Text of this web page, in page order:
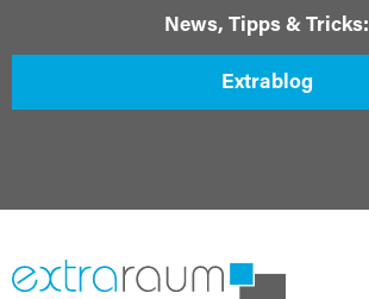
News, Tipps & Tricks:
Extrablog